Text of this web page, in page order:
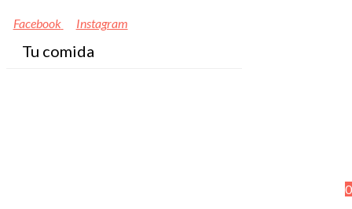
Facebook Instagram
0
Tu comida